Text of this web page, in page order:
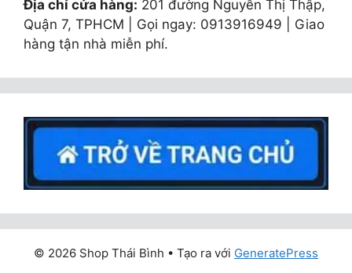
Địa chỉ cửa hàng: 201 đường Nguyễn Thị Thập,
Quận 7, TPHCM | Gọi ngay: 0913916949 | Giao
hàng tận nhà miễn phí.
© 2026 Shop Thái Bình • Tạo ra với GeneratePress